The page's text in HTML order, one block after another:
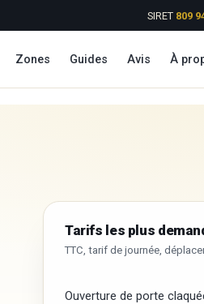
SIRET 809
Zones Guides Avis À
Tarifs les plus
TTC, tarif de journée,
Ouverture de porte